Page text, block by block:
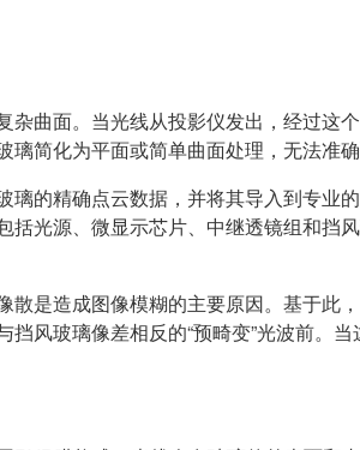
曲面。当光线从投影仪发出，经过这
简化为平面或简单曲面处理，无法准确
的精确点云数据，并将其导入到专业
光源、微显示芯片、中继透镜组和挡
是造成图像模糊的主要原因。基于此
风玻璃像差相反的“预畸变”光波前。